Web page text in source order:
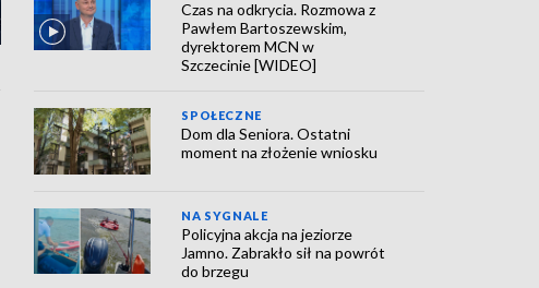
Czas na odkrycia. Rozmowa z
Pawłem Bartoszewskim,
dyrektorem MCN w
Szczecinie [WIDEO]
SPOŁECZNE
Dom dla Seniora. Ostatni
moment na złożenie wniosku
NA SYGNALE
Policyjna akcja na jeziorze
Jamno. Zabrakło sił na powrót
do brzegu